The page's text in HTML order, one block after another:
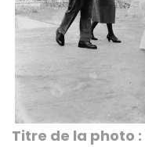
Titre de la photo :